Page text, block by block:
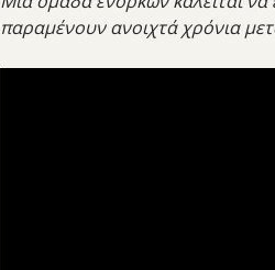
παραμένουν ανοιχτά χρόνια